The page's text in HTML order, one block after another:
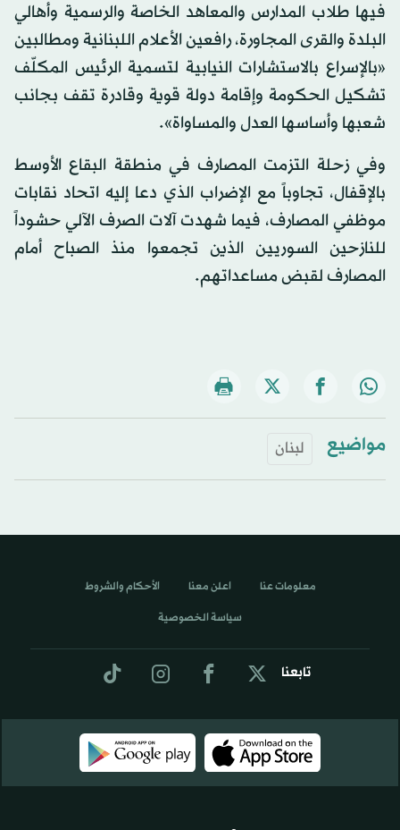
فيها طلاب المدارس والمعاهد الخاصة والرسمية وأهالي
البلدة والقرى المجاورة، رافعين الأعلام اللبنانية ومطالبين
«بالإسراع بالاستشارات النيابية لتسمية الرئيس المكلّف
تشكيل الحكومة وإقامة دولة قوية وقادرة تقف بجانب
شعبها وأساسها العدل والمساواة».
وفي زحلة التزمت المصارف في منطقة البقاع الأوسط
بالإقفال، تجاوباً مع الإضراب الذي دعا إليه اتحاد نقابات
موظفي المصارف، فيما شهدت آلات الصرف الآلي حشوداً
للنازحين السوريين الذين تجمعوا منذ الصباح أمام
المصارف لقبض مساعداتهم.
مواضيع لبنان
تابعنا
معلومات عنا اعلن معنا الأحكام والشروط
سياسة الخصوصية